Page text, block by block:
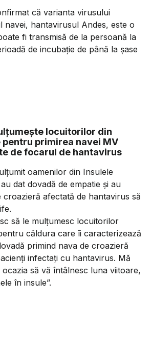
că varianta virusului
navei, hantavirusul Andes, este o
fi transmisă de la persoană la
de incubație de până la șase
locuitorilor din
pentru primirea navei MV
de focarul de hantavirus
oamenilor din Insulele
dat dovadă de empatie și au
croazieră afectată de hantavirus să
să le mulțumesc locuitorilor
căldura care îi caracterizează
primind nava de croazieră
infectați cu hantavirus. Mă
să vă întâlnesc luna viitoare,
în insule”.